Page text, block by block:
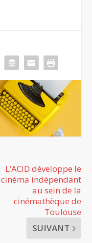
L’ACID développe le
cinéma indépendant
au sein de la
cinémathèque de
Toulouse
SUIVANT